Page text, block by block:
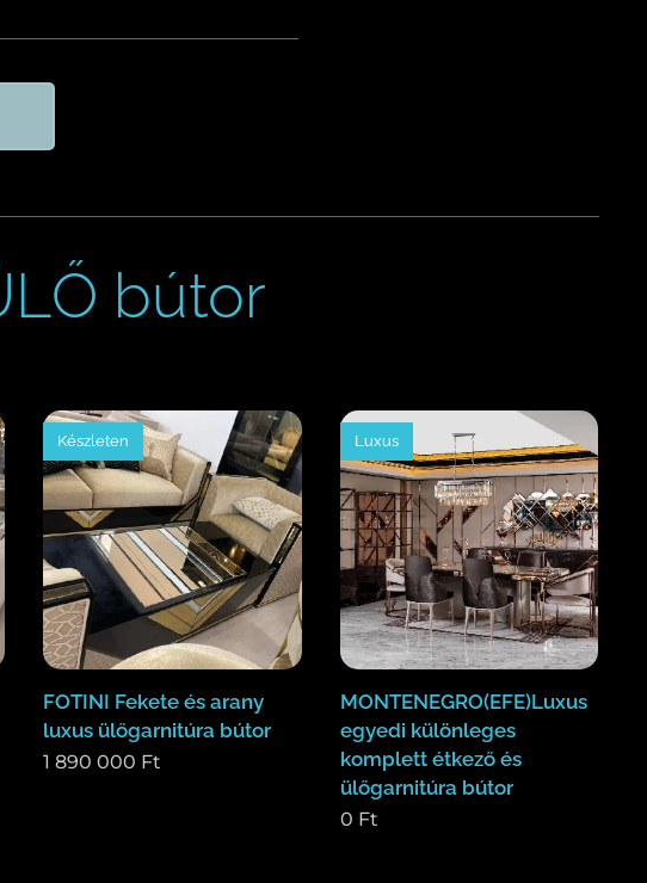
bútor
FOTINI Fekete és arany
luxus ülőgarnitúra bútor
Készleten
1 890 000 Ft
MONTENEGRO(EFE)Luxus
egyedi különleges
komplett étkező és
ülőgarnitúra bútor
Luxus
0 Ft